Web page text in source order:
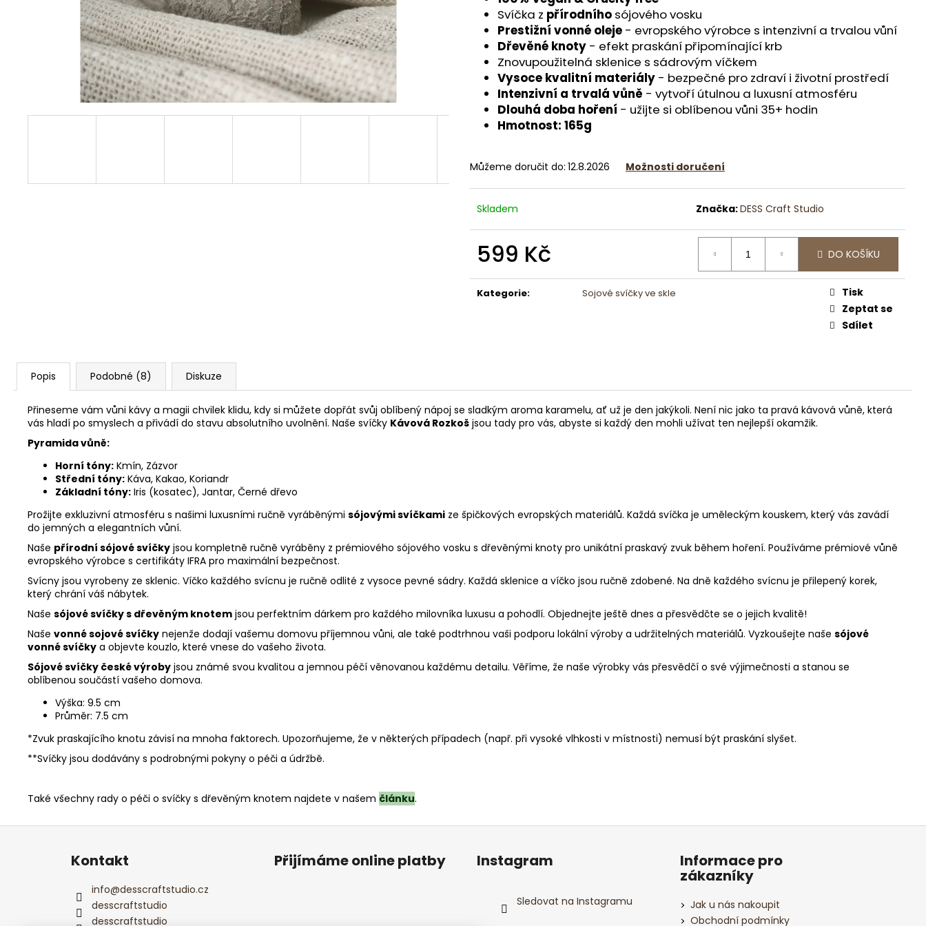
Svíčka z přírodního sójového vosku
Prestižní vonné oleje - evropského výrobce s intenzivní a trvalou vůní
Dřevěné knoty - efekt praskání připomínající krb
Znovupoužitelná sklenice s sádrovým víčkem
Vysoce kvalitní materiály - bezpečné pro zdraví i životní prostředí
Intenzivní a trvalá vůně - vytvoří útulnou a luxusní atmosféru
Dlouhá doba hoření - užijte si oblíbenou vůni 35+ hodin
Hmotnost: 165g
Můžeme doručit do: 12.8.2026 Možnosti doručení
Skladem Značka:DESS Craft Studio
599 Kč DO KOŠÍKU
Kategorie: Sojové svíčky ve skle
Tisk
Zeptat se
Sdílet
Popis Podobné (8) Diskuze
Přineseme vám vůni kávy a magii chvilek klidu, kdy si můžete dopřát svůj oblíbený nápoj se sladkým aroma karamelu, ať už je den jakýkoli. Není nic jako ta pravá kávová vůně, která
vás hladí po smyslech a přivádí do stavu absolutního uvolnění. Naše svíčky Kávová Rozkoš jsou tady pro vás, abyste si každý den mohli užívat ten nejlepší okamžik.
Pyramida vůně:
Horní tóny: Kmín, Zázvor
Střední tóny: Káva, Kakao, Koriandr
Základní tóny: Iris (kosatec), Jantar, Černé dřevo
Prožijte exkluzivní atmosféru s našimi luxusními ručně vyráběnými sójovými svíčkami ze špičkových evropských materiálů. Každá svíčka je uměleckým kouskem, který vás zavádí
do jemných a elegantních vůní.
Naše přírodní sójové svíčky jsou kompletně ručně vyráběny z prémiového sójového vosku s dřevěnými knoty pro unikátní praskavý zvuk během hoření. Používáme prémiové vůně
evropského výrobce s certifikáty IFRA pro maximální bezpečnost.
Svícny jsou vyrobeny ze sklenic. Víčko každého svícnu je ručně odlité z vysoce pevné sádry. Každá sklenice a víčko jsou ručně zdobené. Na dně každého svícnu je přilepený korek,
který chrání váš nábytek.
Naše sójové svíčky s dřevěným knotem jsou perfektním dárkem pro každého milovníka luxusu a pohodlí. Objednejte ještě dnes a přesvědčte se o jejich kvalitě!
Naše vonné sojové svíčky nejenže dodají vašemu domovu příjemnou vůni, ale také podtrhnou vaši podporu lokální výroby a udržitelných materiálů. Vyzkoušejte naše sójové
vonné svíčky a objevte kouzlo, které vnese do vašeho života.
Sójové svíčky české výroby jsou známé svou kvalitou a jemnou péčí věnovanou každému detailu. Věříme, že naše výrobky vás přesvědčí o své výjimečnosti a stanou se
oblíbenou součástí vašeho domova.
Výška: 9.5 cm
Průměr: 7.5 cm
*Zvuk praskajícího knotu závisí na mnoha faktorech. Upozorňujeme, že v některých případech (např. při vysoké vlhkosti v místnosti) nemusí být praskání slyšet.
**Svíčky jsou dodávány s podrobnými pokyny o péči a údržbě.
Také všechny rady o péči o svíčky s dřevěným knotem najdete v našem článku.
VONNÁ SÓJOVÁ SVÍČKA | PRAŽSKÁ
ZAHRADA 190 G
759 Kč
DÁRKOVÁ SADA TÁC AXIS A MISKA
SERENE – DEKORATIVNÍ ELEGANCE PRO
VÁŠ DOMOV
1 359 Kč
LAGO – ČERNÁ DEKORAČNÍ MÍSA S
NADČASOVOU ELEGANCÍ
825 Kč
Kontakt
info@desscraftstudio.cz
desscraftstudio
desscraftstudio
Přijímáme online platby Instagram
Sledovat na Instagramu
Informace pro
zákazníky
Jak u nás nakoupit
Obchodní podmínky